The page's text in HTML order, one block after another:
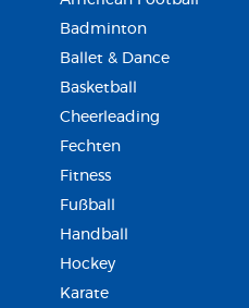
Badminton
Ballet & Dance
Basketball
Cheerleading
Fechten
Fitness
Fußball
Handball
Hockey
Karate